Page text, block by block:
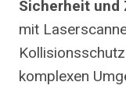
Sicherheit und
mit
komplexen